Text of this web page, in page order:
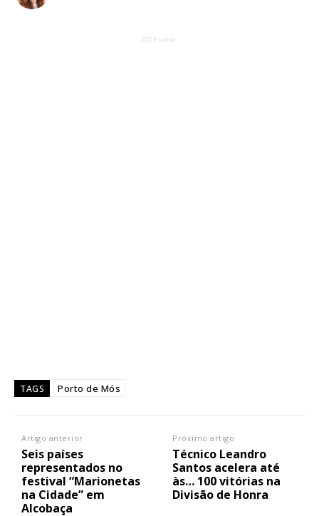
AD Footer
TAGS Porto de Mós
Artigo anterior
Seis países
representados no
festival “Marionetas
na Cidade” em
Alcobaça
Próximo artigo
Técnico Leandro
Santos acelera até
às… 100 vitórias na
Divisão de Honra